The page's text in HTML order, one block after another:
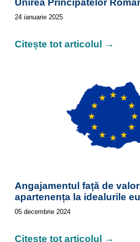
24 ianuarie 2025
Citește tot articolul →
Angajamentul față de
apartenența la idealurile
05 decembrie 2024
Citește tot articolul →